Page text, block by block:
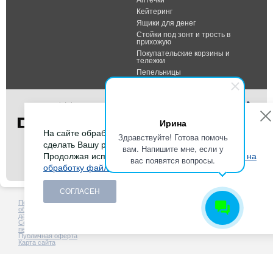
Ирина
Здравствуйте! Готова помочь
вам. Напишите мне, если у
вас появятся вопросы.
Кейтеринг
Ящики для денег
Стойки под зонт и трость в
прихожую
Покупательские корзины и
тележки
Пепельницы
Тел.: +7 (495) 232-07-42
Факс: +7 (495) 232-07-42
E-mail:info@durable-shop.ru
Политика в отношении
обработки персональных
данных
Согласие на обработку
персональных данных
Публичная оферта
Карта сайта
Создание сайта - HCube
На сайте обрабатываются файлы cookies, чтобы
сделать Вашу работу максимально удобной.
Продолжая использовать сайт, Вы даете
согласие на
обработку файлов cookies
СОГЛАСЕН